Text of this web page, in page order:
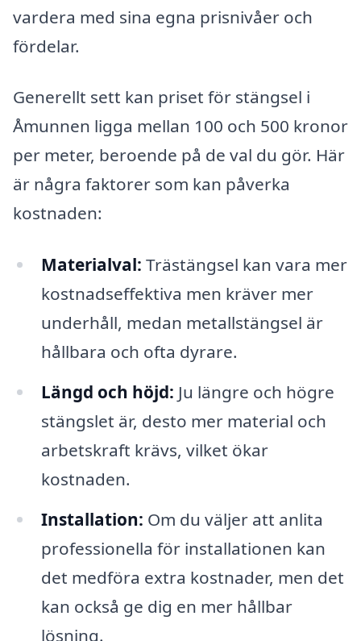
vardera med sina egna prisnivåer och
fördelar.
Generellt sett kan priset för stängsel i
Åmunnen ligga mellan 100 och 500 kronor
per meter, beroende på de val du gör. Här
är några faktorer som kan påverka
kostnaden:
Materialval: Trästängsel kan vara mer
kostnadseffektiva men kräver mer
underhåll, medan metallstängsel är
hållbara och ofta dyrare.
Längd och höjd: Ju längre och högre
stängslet är, desto mer material och
arbetskraft krävs, vilket ökar
kostnaden.
Installation: Om du väljer att anlita
professionella för installationen kan
det medföra extra kostnader, men det
kan också ge dig en mer hållbar
lösning.